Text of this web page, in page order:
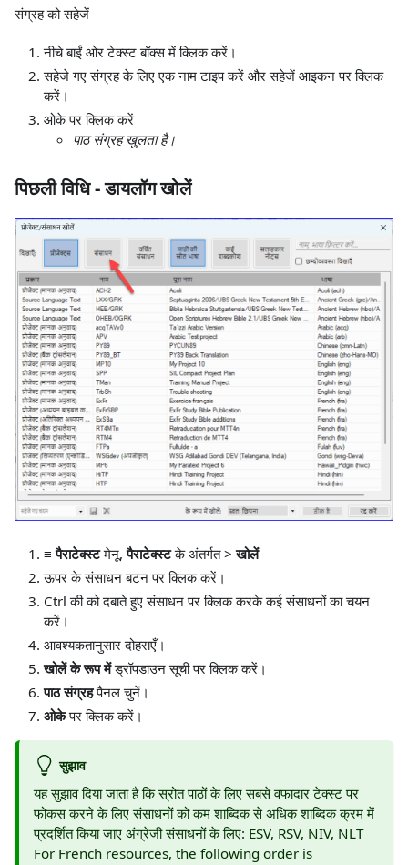
संग्रह को सहेजें
नीचे बाईं ओर टेक्स्ट बॉक्स में क्लिक करें।
सहेजे गए संग्रह के लिए एक नाम टाइप करें और सहेजें आइकन पर क्लिक
करें।
ओके पर क्लिक करें
पाठ संग्रह खुलता है।
पिछली विधि - डायलॉग खोलें
≡ पैराटेक्स्टमेनू,पैराटेक्स्टके अंतर्गत> खोलें
ऊपर के संसाधन बटन पर क्लिक करें।
Ctrl की को दबाते हुए संसाधन पर क्लिक करके कई संसाधनों का चयन
करें।
आवश्यकतानुसार दोहराएँ।
खोलें के रूप मेंड्रॉपडाउन सूची पर क्लिक करें।
पाठ संग्रहपैनल चुनें।
ओकेपर क्लिक करें।
सुझाव
यह सुझाव दिया जाता है कि स्रोत पाठों के लिए सबसे वफादार टेक्स्ट पर
फोकस करने के लिए संसाधनों को कम शाब्दिक से अधिक शाब्दिक क्रम में
प्रदर्शित किया जाए अंग्रेजी संसाधनों के लिए: ESV, RSV, NIV, NLT
For French resources, the following order is